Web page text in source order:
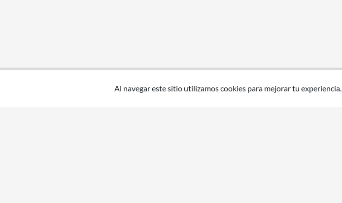
Al navegar este sitio utilizamos cookies para mejorar tu experiencia.